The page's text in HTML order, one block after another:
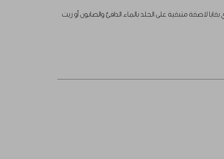
لاصقة متبقية على الجلد بالماء الدافئ والصابون أو زيت